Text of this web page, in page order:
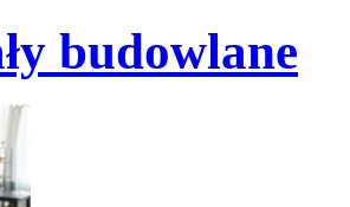
budowlane